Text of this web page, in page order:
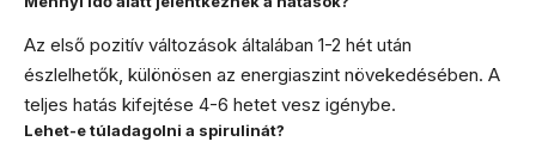
Az első pozitív változások általában 1-2 hét után
észlelhetők, különösen az energiaszint növekedésében. A
teljes hatás kifejtése 4-6 hetet vesz igénybe.
Lehet-e túladagolni a spirulinát?